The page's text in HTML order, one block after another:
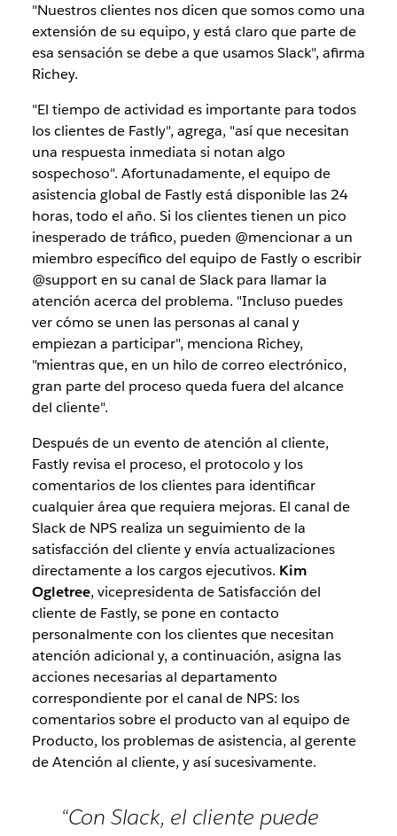
"Nuestros clientes nos dicen que somos como una
extensión de su equipo, y está claro que parte de
esa sensación se debe a que usamos Slack", afirma
Richey.
"El tiempo de actividad es importante para todos
los clientes de Fastly", agrega, "así que necesitan
una respuesta inmediata si notan algo
sospechoso". Afortunadamente, el equipo de
asistencia global de Fastly está disponible las 24
horas, todo el año. Si los clientes tienen un pico
inesperado de tráfico, pueden @mencionar a un
miembro específico del equipo de Fastly o escribir
@support en su canal de Slack para llamar la
atención acerca del problema. "Incluso puedes
ver cómo se unen las personas al canal y
empiezan a participar", menciona Richey,
"mientras que, en un hilo de correo electrónico,
gran parte del proceso queda fuera del alcance
del cliente".
Después de un evento de atención al cliente,
Fastly revisa el proceso, el protocolo y los
comentarios de los clientes para identificar
cualquier área que requiera mejoras. El canal de
Slack de NPS realiza un seguimiento de la
satisfacción del cliente y envía actualizaciones
directamente a los cargos ejecutivos. Kim
Ogletree, vicepresidenta de Satisfacción del
cliente de Fastly, se pone en contacto
personalmente con los clientes que necesitan
atención adicional y, a continuación, asigna las
acciones necesarias al departamento
correspondiente por el canal de NPS: los
comentarios sobre el producto van al equipo de
Producto, los problemas de asistencia, al gerente
de Atención al cliente, y así sucesivamente.
“Con Slack, el cliente puede